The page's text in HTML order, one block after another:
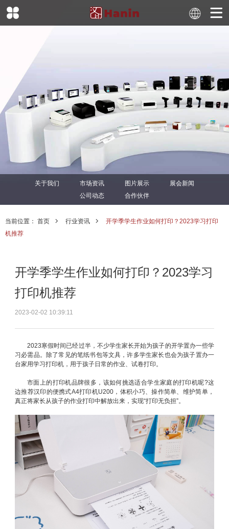
关于我们 市场资讯 图片展示
展会新闻
公司动态
合作伙伴
当前位置： 首页 行业资讯
开学季学生作业如何打印？2023学习打印
机推荐
开学季学生作业如何打印？2023学习
打印机推荐
2023-02-02 10:39:11
2023寒假时间已经过半，不少学生家长开始为孩子的开学置办一些学
习必需品。除了常见的笔纸书包等文具，许多学生家长也会为孩子置办一
台家用学习打印机，用于孩子日常的作业、试卷打印。
市面上的打印机品牌很多，该如何挑选适合学生家庭的打印机呢?这
边推荐汉印的便携式A4打印机U200，体积小巧、操作简单、维护简单，
真正将家长从孩子的作业打印中解放出来，实现“打印无负担”。